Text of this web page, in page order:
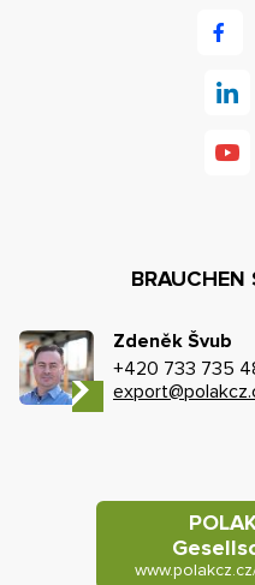
BRAUCHEN
Zdeněk Švub
+420 733 735